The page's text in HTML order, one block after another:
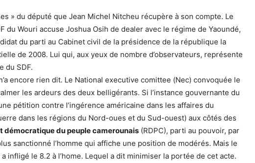
» du député que Jean Michel Nitcheu récupère à son compte. Le
du Wouri accuse Joshua Osih de dealer avec le régime de Yaoundé,
du parti au Cabinet civil de la présidence de la république la
de 2008. Lui qui, aux yeux de nombre d’observateurs, représente
du SDF.
encore rien dit. Le National executive comittee (Nec) convoquée le
les ardeurs des deux belligérants. Si l’instance gouvernante du
pétition contre l’ingérence américaine dans les affaires du
dans les régions du Nord-oues et du Sud-ouest) aux côtés des
démocratique du peuple camerounais (RDPC), parti au pouvoir, par
sanctionné l’homme qui affiche une position de modérés. Mais le
infligé le 8.2 à l’home. Lequel a dit minimiser la portée de cet acte.